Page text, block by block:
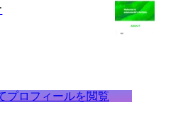
プロフィールを閲覧